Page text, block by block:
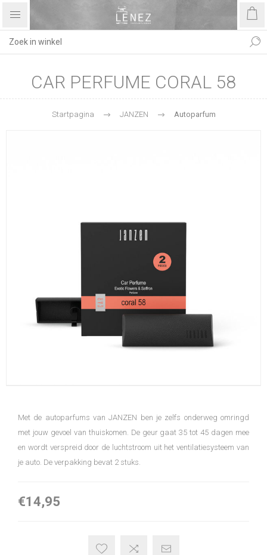
CAR PERFUME CORAL 58
Startpagina JANZEN Autoparfum
Met de autoparfums van JANZEN ben je zelfs onderweg omringd
met jouw gevoel van thuiskomen. De geur gaat 35 tot 45 dagen mee
en wordt verspreid door de luchtstroom uit het ventilatiesysteem van
je auto. De verpakking bevat 2 stuks.
€14,95